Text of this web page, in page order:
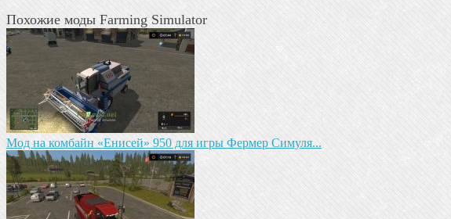
Похожие моды Farming Simulator
Мод на комбайн «Енисей» 950 для игры Фермер Симуля...